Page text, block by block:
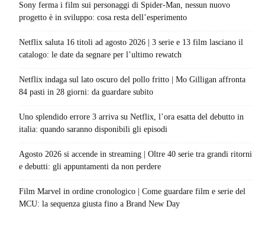
Sony ferma i film sui personaggi di Spider-Man, nessun nuovo
progetto è in sviluppo: cosa resta dell’esperimento
Netflix saluta 16 titoli ad agosto 2026 | 3 serie e 13 film lasciano il
catalogo: le date da segnare per l’ultimo rewatch
Netflix indaga sul lato oscuro del pollo fritto | Mo Gilligan affronta
84 pasti in 28 giorni: da guardare subito
Uno splendido errore 3 arriva su Netflix, l’ora esatta del debutto in
italia: quando saranno disponibili gli episodi
Agosto 2026 si accende in streaming | Oltre 40 serie tra grandi ritorni
e debutti: gli appuntamenti da non perdere
Film Marvel in ordine cronologico | Come guardare film e serie del
MCU: la sequenza giusta fino a Brand New Day